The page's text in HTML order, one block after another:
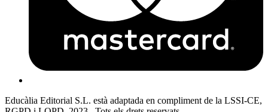
Educàlia Editorial S.L. està adaptada en compliment de la LSSI-CE,